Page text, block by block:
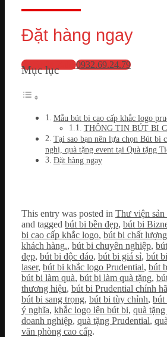
Đặt hàng ngay
💬 Nhắn Zalo 0932.69.24.79
Mục lục
Mẫu bút bi cao cấp khắc logo
THÔNG TIN BÚT BI
Tại sao bạn nên lựa chọn Bút bi
nghị, quà tặng event tại Quà tặng
Đặt hàng ngay
This entry was posted in Thư viện sản
and tagged bút bi bền đẹp, bút bi
bi cao cấp khắc logo, bút bi chất
khách hàng., bút bi chuyên nghiệp,
đẹp, bút bi độc đáo, bút bi giá sỉ, bút
laser, bút bi khắc logo Prudential, bút
bút bi làm quà, bút bi làm quà tặng,
thương hiệu, bút bi Prudential chính
bút bi sang trọng, bút bi tùy chỉnh, bút
ý nghĩa, khắc logo lên bút bi, quà
doanh nghiệp, quà tặng Prudential,
văn phòng cao cấp.